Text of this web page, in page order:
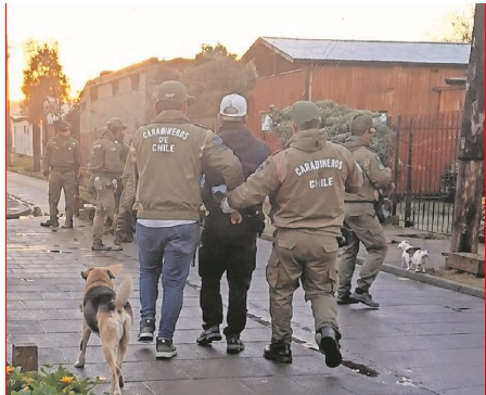
Economía
Deportes
Tecnología
Sostenibilidad
soychile
soyarica
soyiquique